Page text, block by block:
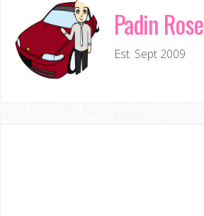
Padin Rose
Est. Sept 2009